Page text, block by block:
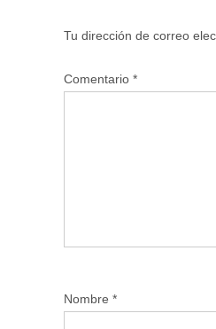
Tu dirección de correo
Comentario *
Nombre *